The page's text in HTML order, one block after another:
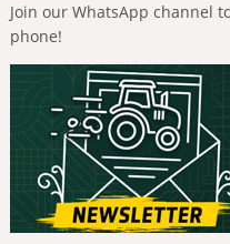
Join our WhatsApp channel
phone!